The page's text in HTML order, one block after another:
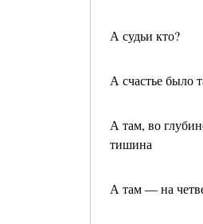
А судьи кто?
А счастье было
А там, во
тишина
А там — на